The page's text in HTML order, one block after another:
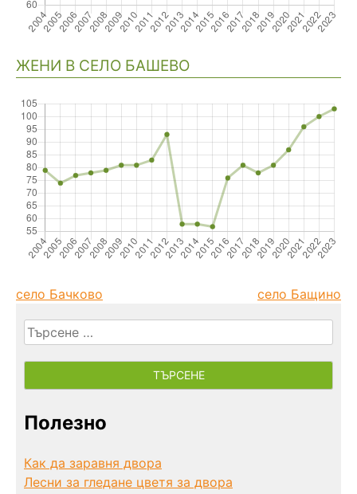
ЖЕНИ В СЕЛО БАШЕВО
село Бачково село Бащино
Търсене
за:
Полезно
Как да заравня двора
Лесни за гледане цветя за двора